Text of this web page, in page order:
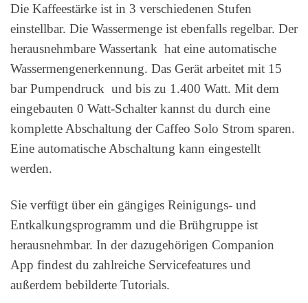
Die Kaffeestärke ist in 3 verschiedenen Stufen
einstellbar. Die Wassermenge ist ebenfalls regelbar. Der
herausnehmbare Wassertank hat eine automatische
Wassermengenerkennung. Das Gerät arbeitet mit 15
bar Pumpendruck und bis zu 1.400 Watt. Mit dem
eingebauten 0 Watt-Schalter kannst du durch eine
komplette Abschaltung der Caffeo Solo Strom sparen.
Eine automatische Abschaltung kann eingestellt
werden.
Sie verfügt über ein gängiges Reinigungs- und
Entkalkungsprogramm und die Brühgruppe ist
herausnehmbar. In der dazugehörigen Companion
App findest du zahlreiche Servicefeatures und
außerdem bebilderte Tutorials.